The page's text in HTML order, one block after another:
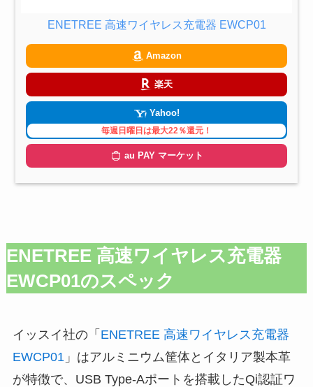
ENETREE 高速ワイヤレス充電器 EWCP01
Amazon
楽天
Yahoo!
毎週日曜日は最大22％還元！
au PAY マーケット
ENETREE 高速ワイヤレス充電器
EWCP01のスペック
イッスイ社の「 ENETREE 高速ワイヤレス充電器
EWCP01 」はアルミニウム筐体とイタリア製本革
が特徴で、USB Type-Aポートを搭載したQi認証ワ